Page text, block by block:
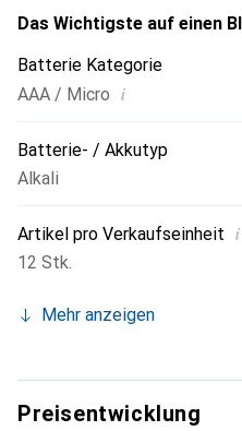
Das Wichtigste auf einen
Batterie Kategorie
AAA / Micro i
Batterie- / Akkutyp
Alkali
Artikel pro Verkaufseinheit i
12 Stk.
Mehr anzeigen
Preisentwicklung